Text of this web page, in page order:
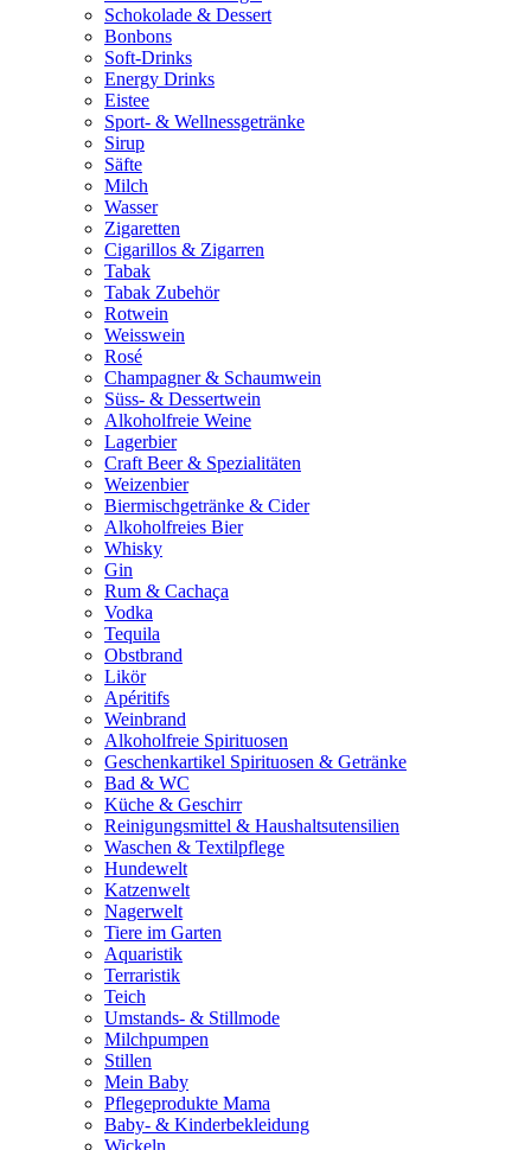
Schokolade & Dessert
Bonbons
Soft-Drinks
Energy Drinks
Eistee
Sport- & Wellnessgetränke
Sirup
Säfte
Milch
Wasser
Zigaretten
Cigarillos & Zigarren
Tabak
Tabak Zubehör
Rotwein
Weisswein
Rosé
Champagner & Schaumwein
Süss- & Dessertwein
Alkoholfreie Weine
Lagerbier
Craft Beer & Spezialitäten
Weizenbier
Biermischgetränke & Cider
Alkoholfreies Bier
Whisky
Gin
Rum & Cachaça
Vodka
Tequila
Obstbrand
Likör
Apéritifs
Weinbrand
Alkoholfreie Spirituosen
Geschenkartikel Spirituosen & Getränke
Bad & WC
Küche & Geschirr
Reinigungsmittel & Haushaltsutensilien
Waschen & Textilpflege
Hundewelt
Katzenwelt
Nagerwelt
Tiere im Garten
Aquaristik
Terraristik
Teich
Umstands- & Stillmode
Milchpumpen
Stillen
Mein Baby
Pflegeprodukte Mama
Baby- & Kinderbekleidung
Wickeln